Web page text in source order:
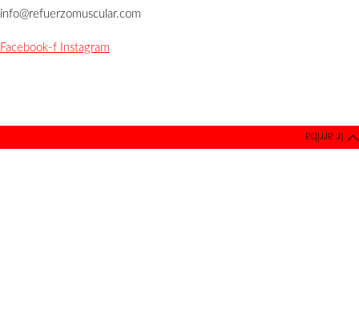
info@refuerzomuscular.com
Facebook-f Instagram
Ir arriba